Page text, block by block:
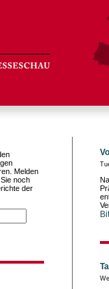
Melden
noch
der